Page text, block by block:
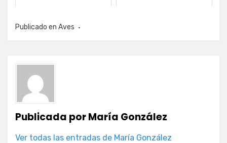
Publicado en Aves
Publicada porMaría González
Ver todas las entradas de María González